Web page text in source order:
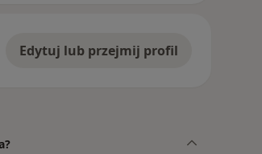
Edytuj lub przejmij profil